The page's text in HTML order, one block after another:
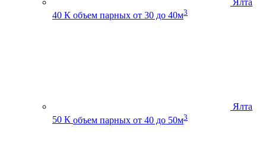
Ялта
40 К объем парных от 30 до 40м3
Ялта
50 К объем парных от 40 до 50м3